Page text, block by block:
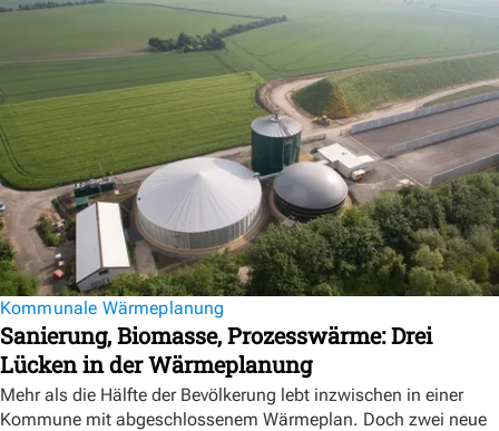
Kommunale Wärmeplanung
Sanierung, Biomasse, Prozesswärme: Drei
Lücken in der Wärmeplanung
Mehr als die Hälfte der Bevölkerung lebt inzwischen in einer
Kommune mit abgeschlossenem Wärmeplan. Doch zwei neue